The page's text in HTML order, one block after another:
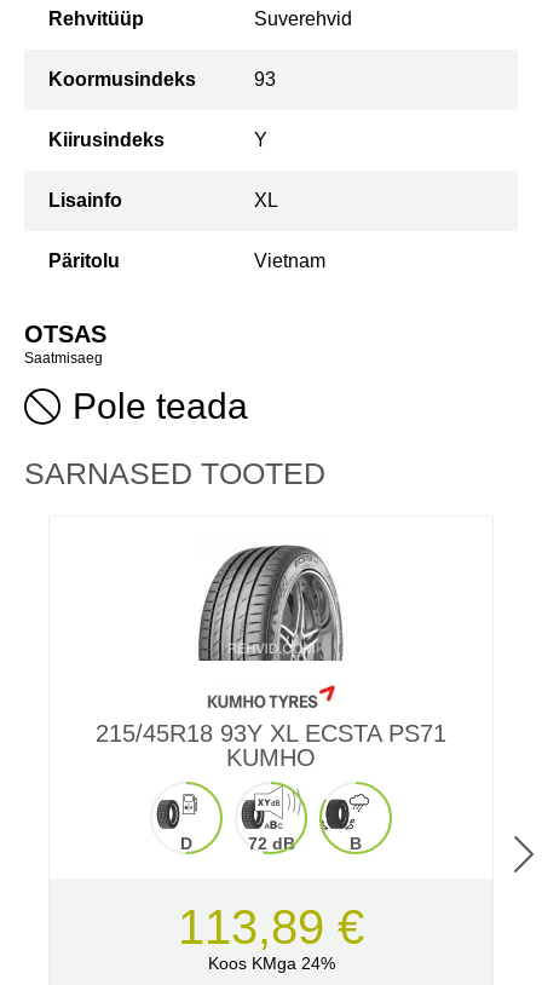
Rehvitüüp Suverehvid
Koormusindeks 93
Kiirusindeks Y
Lisainfo XL
Päritolu Vietnam
OTSAS
Saatmisaeg
Pole teada
SARNASED TOOTED
215/45R18 93Y XL ECSTA PS71
KUMHO
D 72 dB B
113,89 €
Koos KMga 24%